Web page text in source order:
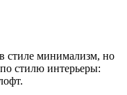
стиле минимализм, но
стилю интерьеры: